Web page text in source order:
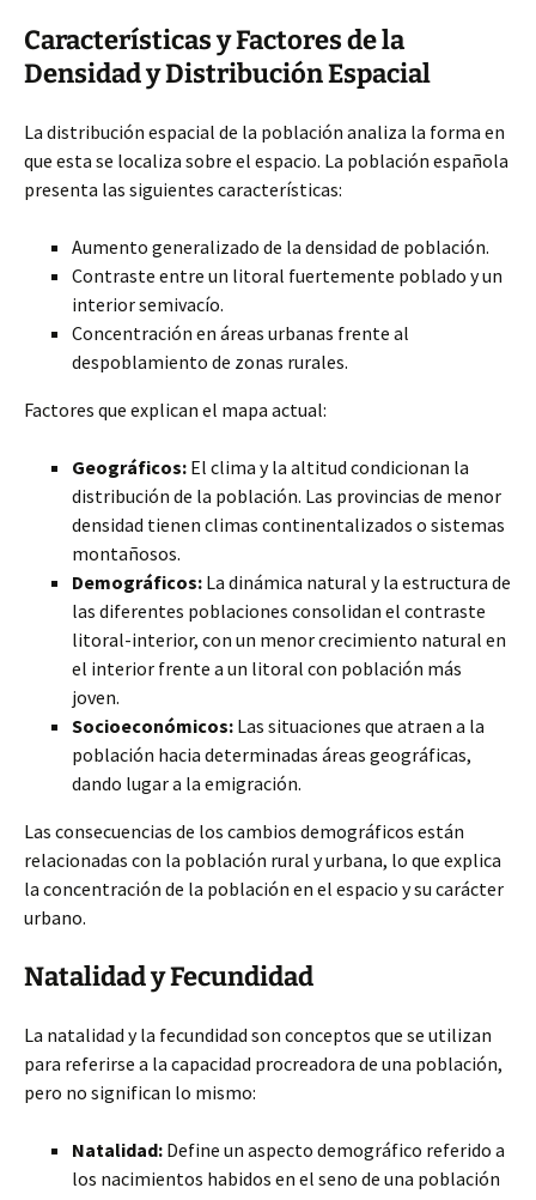
Características y Factores de la
Densidad y Distribución Espacial
La distribución espacial de la población analiza la forma en
que esta se localiza sobre el espacio. La población española
presenta las siguientes características:
Aumento generalizado de la densidad de población.
Contraste entre un litoral fuertemente poblado y un
interior semivacío.
Concentración en áreas urbanas frente al
despoblamiento de zonas rurales.
Factores que explican el mapa actual:
Geográficos: El clima y la altitud condicionan la
distribución de la población. Las provincias de menor
densidad tienen climas continentalizados o sistemas
montañosos.
Demográficos: La dinámica natural y la estructura de
las diferentes poblaciones consolidan el contraste
litoral-interior, con un menor crecimiento natural en
el interior frente a un litoral con población más
joven.
Socioeconómicos: Las situaciones que atraen a la
población hacia determinadas áreas geográficas,
dando lugar a la emigración.
Las consecuencias de los cambios demográficos están
relacionadas con la población rural y urbana, lo que explica
la concentración de la población en el espacio y su carácter
urbano.
Natalidad y Fecundidad
La natalidad y la fecundidad son conceptos que se utilizan
para referirse a la capacidad procreadora de una población,
pero no significan lo mismo:
Natalidad: Define un aspecto demográfico referido a
los nacimientos habidos en el seno de una población